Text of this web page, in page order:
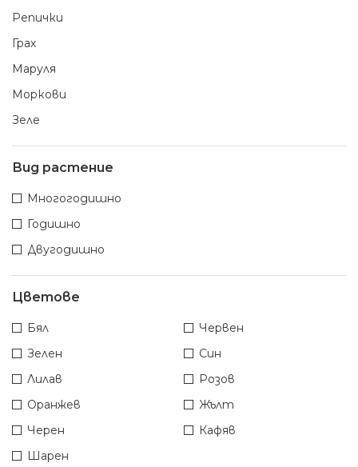
Репички
Грах
Маруля
Моркови
Зеле
Вид растение
Многогодишно
Годишно
Двугодишно
Цветове
Бял
Червен
Зелен
Син
Лилав
Розов
Оранжев
Жълт
Черен
Кафяв
Шарен